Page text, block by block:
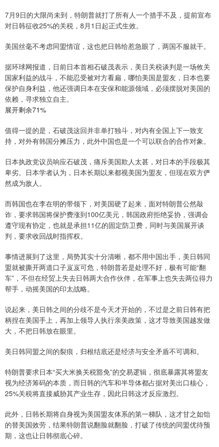
7月9日的大限尚未到，特朗普就打了所有人一个措手不及，提前宣布
对日韩征收25%的关税，8月1日起正式生效。
美国丝毫不考虑同盟情谊，这也把日韩给惹急眼了，两国不服就干。
据环球网报道，日前日本首相石破茂表示，美日关税谈判是一场攸关
国家利益的战斗，不能忍受被对方看扁，哪怕美国是盟友，日本也要
保护自身利益，他还强调日本在安保和能源领域，必须摆脱对美国的
依赖，寻求独立自主。
展开剩余71%
值得一提的是，石破茂这回并非单打独斗，对内有全国上下一致支
持，对外有韩国分摊压力，此外中国也是一个可以联合的合作对象。
日本执政党议员响应石破茂，痛斥美国欺人太甚，对日本的手段极其
卑劣。日本学者认为，日本长期以来都视美国为盟友，但现在双方俨
然成为敌人。
而韩国也在李在明的带领下，对美国硬了起来，面对特朗普公然敲
诈，要求韩国将保护费涨到100亿美元，韩国政府拒绝妥协，强调会
遵守现有协定，也就是承担11亿的固定防卫费，同时与美国展开谈
判，要求收回战时指挥权。
事情进展到了这里，局势其实十分清晰，都不用中国出手，美日韩同
盟就被撕开两道口子岌岌可危，特朗普若是处理不好，极有可能“翻
车”，不但在经贸上失去日韩两大合作伙伴，在军事上也失去两位得力
帮手，动摇美国的印太战略。
说起来，美日韩之间的分歧不是今天才开始的，不过是之前日韩有把
柄捏在美国手上，再加上领导人执行亲美政策，这才导致美国越发做
大，不把日韩放在眼里。
美日韩同盟之间的裂痕，归根结底还是经济与安全矛盾不可调和。
特朗普要求日本“买大米换关税豁免”的交易逻辑，彻底暴露其将盟友
视为经济筹码的本质，而日韩的汽车和半导体都占据对美出口核心，
25%关税将直接威胁其产业生存，因此日韩这才反应激烈。
此外，日韩长期将自身视为美国盟友体系的第一梯队，这才甘之如饴
的替美国效劳，结果特朗普说翻脸就翻脸，打破了传统的同盟优待预
期，这也让日韩彻底心碎。